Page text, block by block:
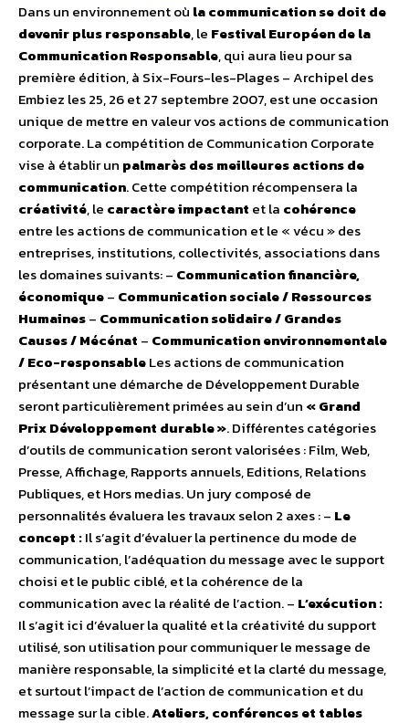
Dans un environnement où la communication se doit de
devenir plus responsable, le Festival Européen de la
Communication Responsable, qui aura lieu pour sa
première édition, à Six-Fours-les-Plages – Archipel des
Embiez les 25, 26 et 27 septembre 2007, est une occasion
unique de mettre en valeur vos actions de communication
corporate. La compétition de Communication Corporate
vise à établir un palmarès des meilleures actions de
communication. Cette compétition récompensera la
créativité, le caractère impactant et la cohérence
entre les actions de communication et le « vécu » des
entreprises, institutions, collectivités, associations dans
les domaines suivants: – Communication financière,
économique– Communication sociale / Ressources
Humaines– Communication solidaire / Grandes
Causes / Mécénat – Communication environnementale
/ Eco-responsableLes actions de communication
présentant une démarche de Développement Durable
seront particulièrement primées au sein d’un « Grand
Prix Développement durable ». Différentes catégories
d’outils de communication seront valorisées : Film, Web,
Presse, Affichage, Rapports annuels, Editions, Relations
Publiques, et Hors medias. Un jury composé de
personnalités évaluera les travaux selon 2 axes : – Le
concept :Il s’agit d’évaluer la pertinence du mode de
communication, l’adéquation du message avec le support
choisi et le public ciblé, et la cohérence de la
communication avec la réalité de l’action. – L’exécution :
Il s’agit ici d’évaluer la qualité et la créativité du support
utilisé, son utilisation pour communiquer le message de
manière responsable, la simplicité et la clarté du message,
et surtout l’impact de l’action de communication et du
message sur la cible.Ateliers, conférences et tables